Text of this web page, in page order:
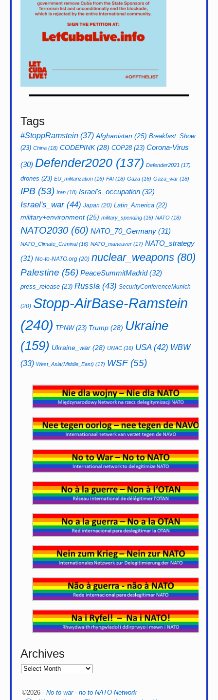
Tags
#StoppRamstein (37) Afghanistan (25) Breakfast_Show
(23) China (18) CODEPINK(28) COP28(23) Corona-Virus
(30) Defender2020 (137) Defender2021 (17)
drones (23) EU_militarization (16) FAI (18) Gaza (16) Gaza_war (18)
IPB (53) Iran (18) Israel's_occupation (32)
Israel's_war(44) Japan (20) Latin_America (22)
military+environment(25) military_spending (16) NATO (18)
NATO2030 (60) NATO_70_Germany (31)
NATO_Climate_Criminal(16) NATO_maneuver (17) NATO_strategy
(31) No-to-NATO.org (20) nuclear_weapons (80)
Palestine (56) PeaceSummitMadrid(32)
press_release (23) Russia (43) SecurityConferenceMunich
(20) Stopp-AirBase-Ramstein
(240) TPNW(23) Trump (28) Ukraine
(159) Ukraine_war (28) UNAC (16) USA(42) WBW
(33) West_Asia(Middle_East) (17) WSF(55)
Archives
©2026 - No to war - no to NATO Network